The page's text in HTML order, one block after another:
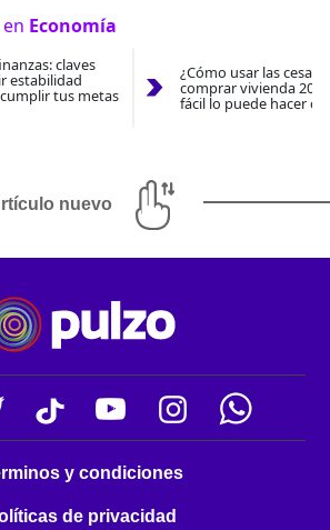
Economía
claves
estabilidad
tus metas
¿Cómo usar las
comprar vivienda
fácil lo puede hacer
nuevo
y condiciones
de privacidad